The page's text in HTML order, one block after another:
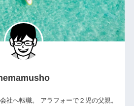
社へ転職。 アラフォーで２児の父親。